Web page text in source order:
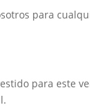
para
para este